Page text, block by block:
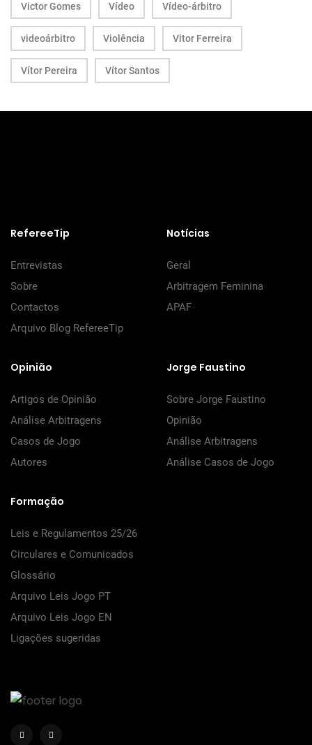
Victor Gomes Vídeo Vídeo-árbitro
videoárbitro Violência Vitor Ferreira
Vítor Pereira Vítor Santos
RefereeTip
Entrevistas
Sobre
Contactos
Arquivo Blog RefereeTip
Notícias
Geral
Arbitragem Feminina
APAF
Opinião
Artigos de Opinião
Análise Arbitragens
Casos de Jogo
Autores
Jorge Faustino
Sobre Jorge Faustino
Opinião
Análise Arbitragens
Análise Casos de Jogo
Formação
Leis e Regulamentos 25/26
Circulares e Comunicados
Glossário
Arquivo Leis Jogo PT
Arquivo Leis Jogo EN
Ligações sugeridas